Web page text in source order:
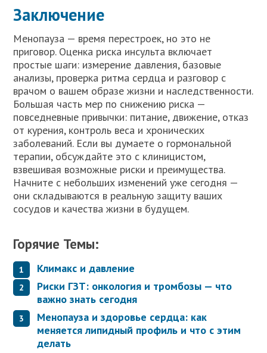
Заключение
Менопауза — время перестроек, но это не
приговор. Оценка риска инсульта включает
простые шаги: измерение давления, базовые
анализы, проверка ритма сердца и разговор с
врачом о вашем образе жизни и наследственности.
Большая часть мер по снижению риска —
повседневные привычки: питание, движение, отказ
от курения, контроль веса и хронических
заболеваний. Если вы думаете о гормональной
терапии, обсуждайте это с клиницистом,
взвешивая возможные риски и преимущества.
Начните с небольших изменений уже сегодня —
они складываются в реальную защиту ваших
сосудов и качества жизни в будущем.
Горячие Темы:
Климакс и давление
Риски ГЗТ: онкология и тромбозы — что
важно знать сегодня
Менопауза и здоровье сердца: как
меняется липидный профиль и что с этим
делать